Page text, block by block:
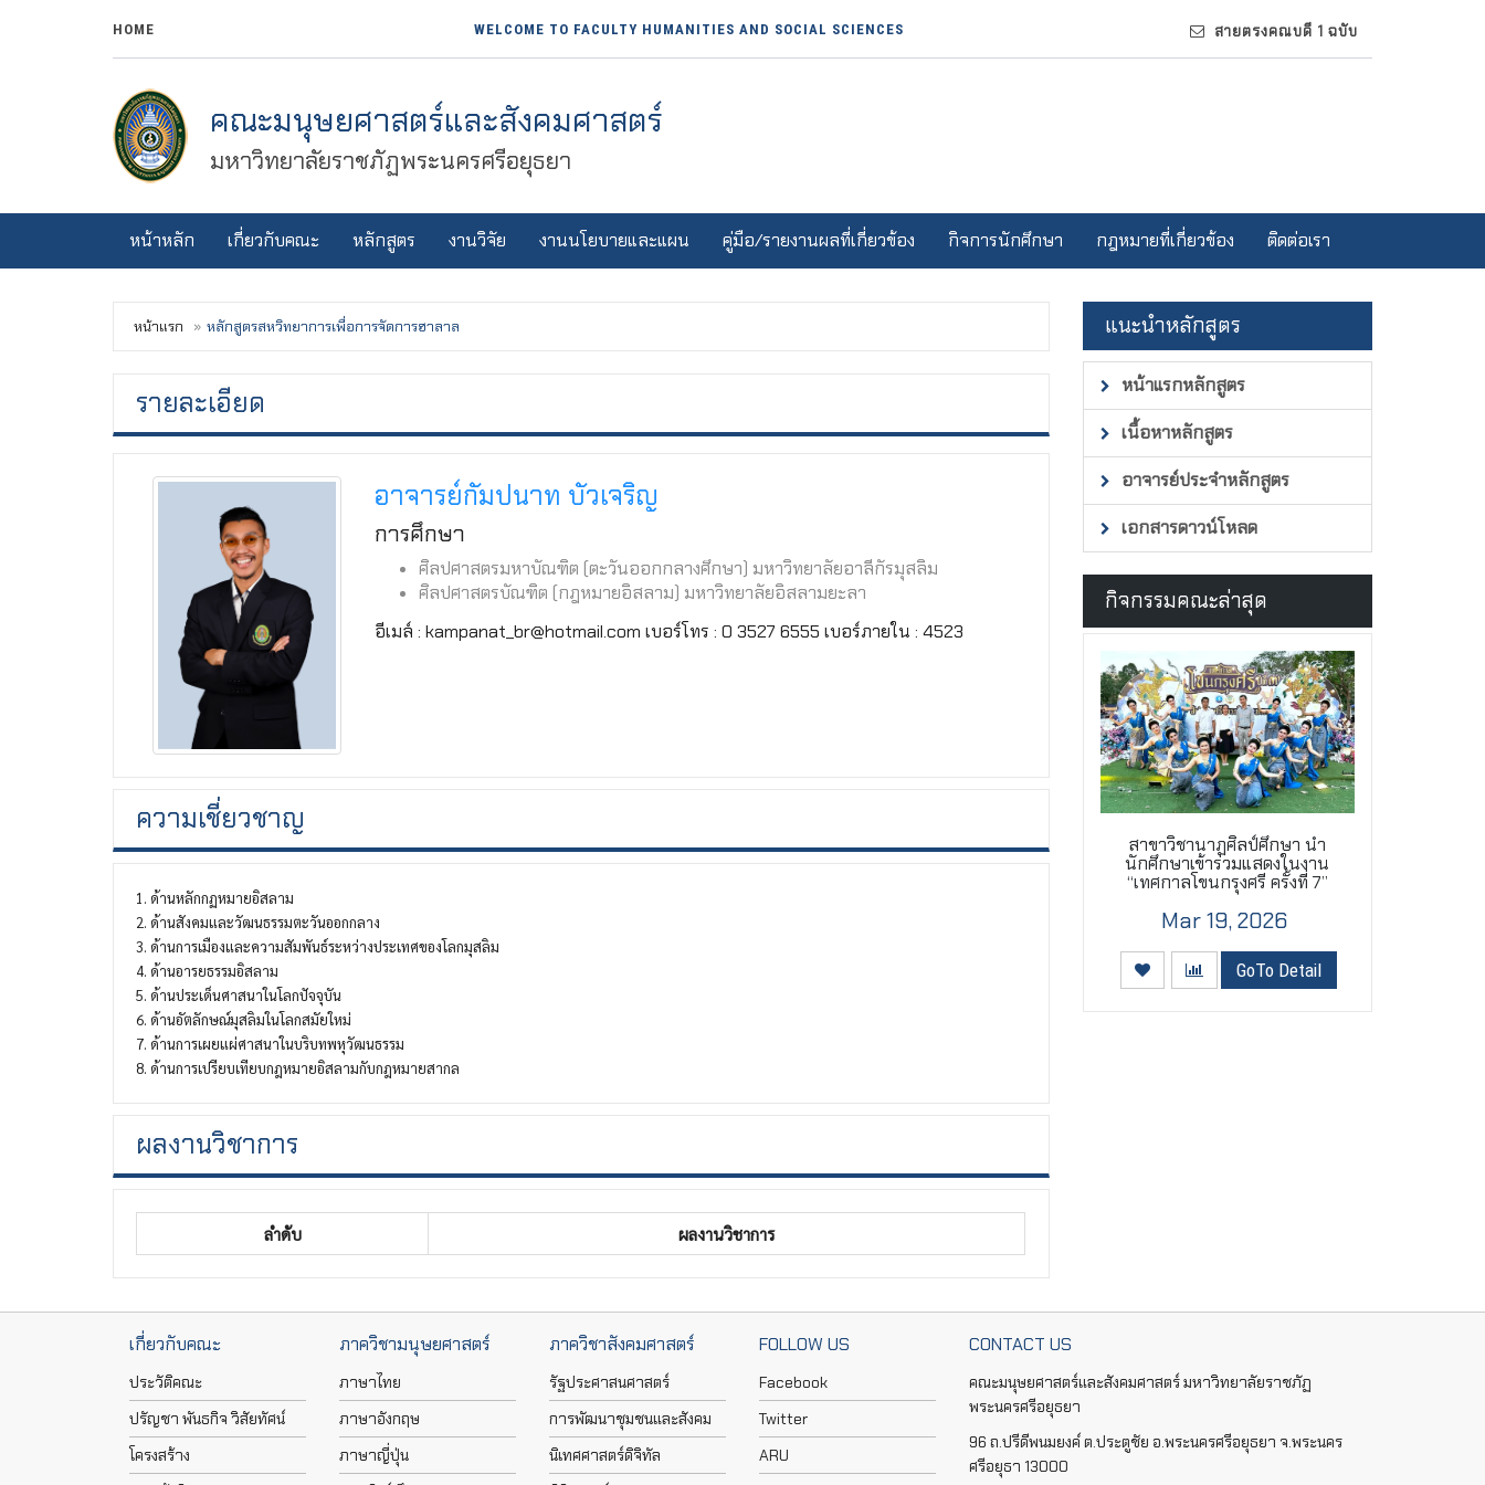
HOME WELCOME TO FACULTY HUMANITIES AND SOCIAL SCIENCES สายตรงคณบดี 1 ฉบับ
คณะมนุษยศาสตร์และสังคมศาสตร์
มหาวิทยาลัยราชภัฏพระนครศรีอยุธยา
หน้าหลัก เกี่ยวกับคณะ หลักสูตร งานวิจัย งานนโยบายและแผน คู่มือ/รายงานผลที่เกี่ยวข้อง กิจการนักศึกษา กฎหมายที่เกี่ยวข้อง ติดต่อเรา
หน้าแรก หลักสูตรสหวิทยาการเพื่อการจัดการฮาลาล
รายละเอียด
อาจารย์กัมปนาท บัวเจริญ
การศึกษา
ศิลปศาสตรมหาบัณฑิต (ตะวันออกกลางศึกษา) มหาวิทยาลัยอาลีกัรมุสลิม
ศิลปศาสตรบัณฑิต (กฎหมายอิสลาม) มหาวิทยาลัยอิสลามยะลา
อีเมล์ : kampanat_br@hotmail.com เบอร์โทร : 0 3527 6555 เบอร์ภายใน : 4523
ความเชี่ยวชาญ
1. ด้านหลักกฏหมายอิสลาม
2. ด้านสังคมและวัฒนธรรมตะวันออกกลาง
3. ด้านการเมืองและความสัมพันธ์ระหว่างประเทศของโลกมุสลิม
4. ด้านอารยธรรมอิสลาม
5. ด้านประเด็นศาสนาในโลกปัจจุบัน
6. ด้านอัตลักษณ์มุสลิมในโลกสมัยใหม่
7. ด้านการเผยแผ่ศาสนาในบริบทพหุวัฒนธรรม
8. ด้านการเปรียบเทียบกฎหมายอิสลามกับกฎหมายสากล
ผลงานวิชาการ
ลำดับ ผลงานวิชาการ
แนะนำหลักสูตร
หน้าแรกหลักสูตร
เนื้อหาหลักสูตร
อาจารย์ประจำหลักสูตร
เอกสารดาวน์โหลด
กิจกรรมคณะล่าสุด
สาขาวิชานาฏศิลป์ศึกษา นำ
นักศึกษาเข้าร่วมแสดงในงาน
“เทศกาลโขนกรุงศรี ครั้งที่ 7”
Mar 19, 2026
GoTo Detail
เกี่ยวกับคณะ
ประวัติคณะ
ปรัญชา พันธกิจ วิสัยทัศน์
โครงสร้าง
ภาควิชามนุษยศาสตร์
ภาษาไทย
ภาษาอังกฤษ
ภาษาญี่ปุ่น
ภาควิชาสังคมศาสตร์
รัฐประศาสนศาสตร์
การพัฒนาชุมชนและสังคม
นิเทศศาสตร์ดิจิทัล
FOLLOW US
Facebook
Twitter
ARU
CONTACT US
คณะมนุษยศาสตร์และสังคมศาสตร์ มหาวิทยาลัยราชภัฏ
พระนครศรีอยุธยา
96 ถ.ปรีดีพนมยงค์ ต.ประตูชัย อ.พระนครศรีอยุธยา จ.พระนคร
ศรีอยุธา 13000